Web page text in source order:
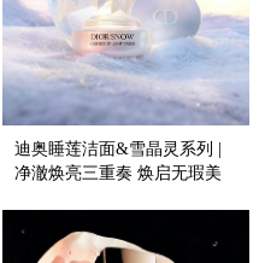
迪奥睡莲洁面&雪晶灵系列 |
净澈焕亮三重奏 焕启无瑕美